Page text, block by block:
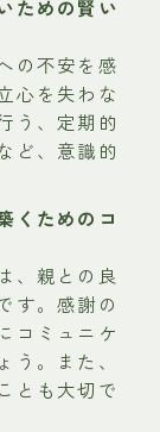
ための賢い
の不安を感
心を失わな
う、定期的
ど、意識的
くためのコ
、親との良
す。感謝の
コミュニケ
う。また、
とも大切で